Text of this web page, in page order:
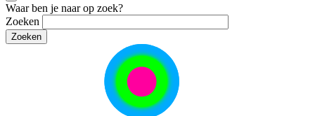
Waar ben je naar op zoek?
Zoeken